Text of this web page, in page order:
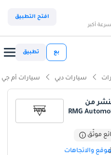
أكبر
افتح التطبيق
بع تطبيق
سيارات دبي سيارات أم جي
من
RMG
موثّق
والاتجاهات